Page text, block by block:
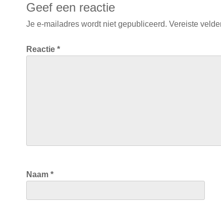
Geef een reactie
Je e-mailadres wordt niet gepubliceerd. Vereiste
Reactie *
Naam *